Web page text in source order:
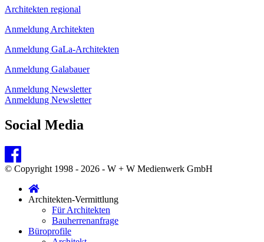
Architekten regional
Anmeldung Architekten
Anmeldung GaLa-Architekten
Anmeldung Galabauer
Anmeldung Newsletter
Anmeldung Newsletter
Social Media
© Copyright 1998 - 2026 - W + W Medienwerk GmbH
Architekten-Vermittlung
Für Architekten
Bauherrenanfrage
Büroprofile